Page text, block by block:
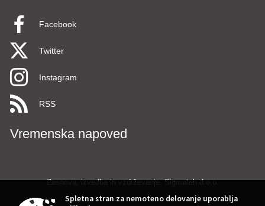
Facebook
Twitter
Instagram
RSS
Vremenska napoved
Zasnova, izvedba in vzdrževanje: Sigmateh d.o.o.
Spletna stran za nemoteno delovanje uporablja